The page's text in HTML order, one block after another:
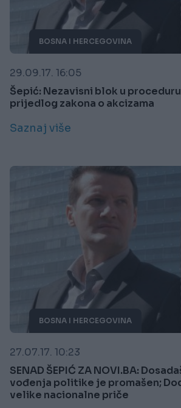
BOSNA I HERCEGOVINA
29.09.17. 16:05
Šepić: Nezavisni blok u
prijedlog zakona o akcizama
Saznaj više
BOSNA I HERCEGOVINA
27.07.17. 10:23
SENAD ŠEPIĆ ZA NOVI.BA:
vođenja politike je promašen;
velike nacionalne priče